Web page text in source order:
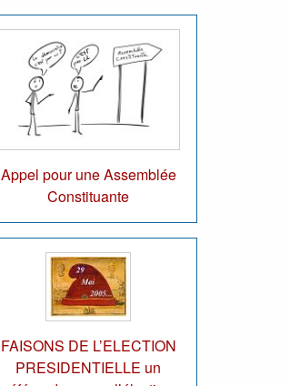
Appel pour une Assemblée
Constituante
FAISONS DE L’ELECTION
PRESIDENTIELLE un